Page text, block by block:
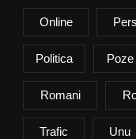
Online
Politica Poze
Romani
Trafic Unu